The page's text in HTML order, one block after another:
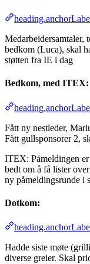
Medarbeidersamtaler,
bedkom (Luca), skal
støtten fra IE i dag
Bedkom, med ITEX:
Fått ny nestleder,
Fått gullsponsorer 2,
ITEX: Påmeldingen
bedt om å få lister
ny påmeldingsrunde i
Dotkom:
Hadde siste møte
diverse greier. Skal